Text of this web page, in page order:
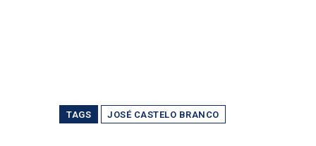
TAGS JOSÉ CASTELO BRANCO